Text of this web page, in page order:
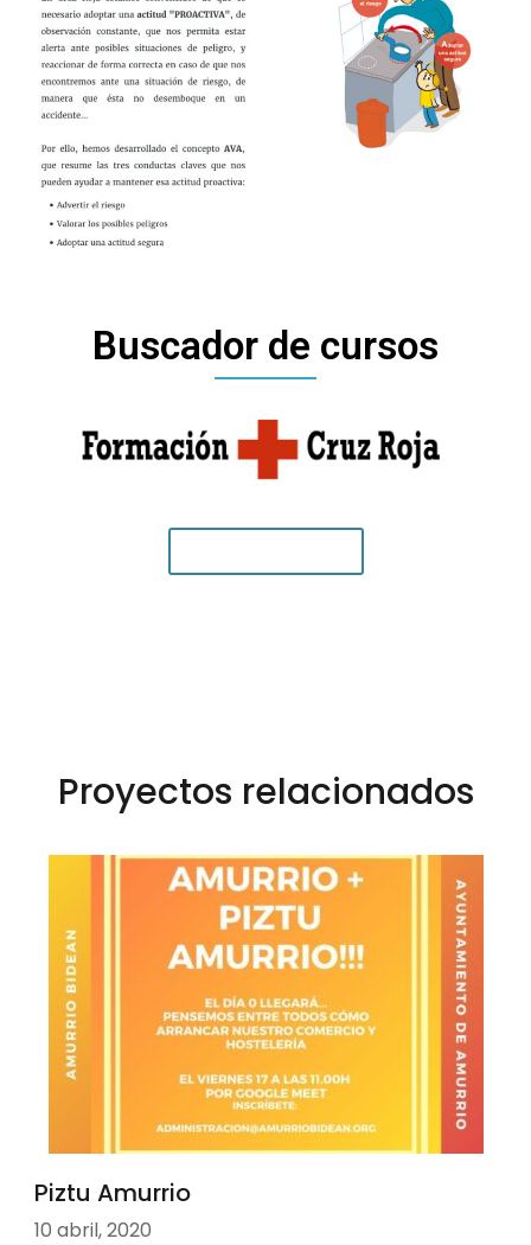
Buscador de cursos
Proyectos relacionados
Piztu Amurrio
10 abril, 2020